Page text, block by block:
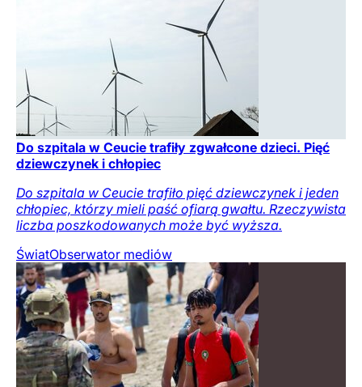
Do szpitala w Ceucie trafiły zgwałcone dzieci. Pięć
dziewczynek i chłopiec
Do szpitala w Ceucie trafiło pięć dziewczynek i jeden
chłopiec, którzy mieli paść ofiarą gwałtu. Rzeczywista
liczba poszkodowanych może być wyższa.
ŚwiatObserwator mediów